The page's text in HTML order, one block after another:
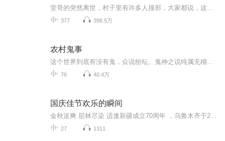
377 398.5万
农村鬼事
76 40.4万
国庆佳节欢乐的瞬间
27 1311